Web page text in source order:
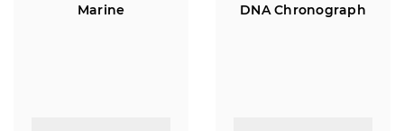
Marine
DNA Chronograph